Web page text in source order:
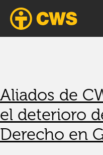
CWS
Caribe
Trabajando en forma
promover la paz y la justicia.
Aliados de
el deterioro
Derecho en